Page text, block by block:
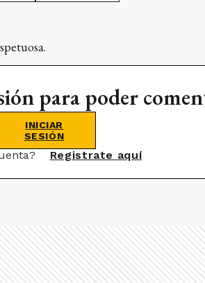
para poder
INICIAR
SESIÓN
Registrate aquí